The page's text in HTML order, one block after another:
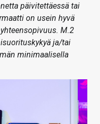
päivitettäessä tai
on usein hyvä
M.2
ja/tai
minimaalisella